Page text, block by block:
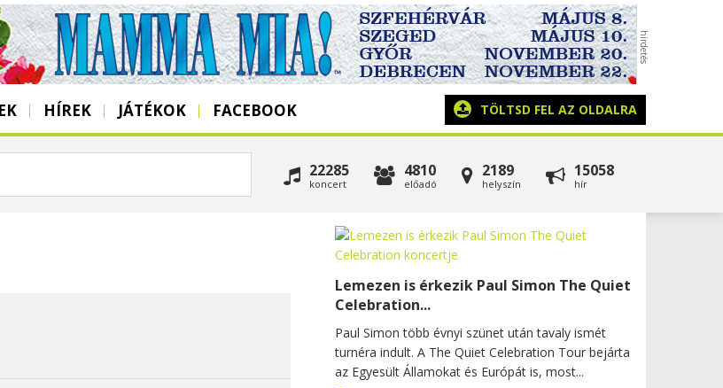
HÍREK JÁTÉKOK FACEBOOK TÖLTSD FEL AZ OLDALRA
22285
koncert
4810
előadó
2189
helyszín
15058
hír
Lemezen is érkezik Paul Simon The Quiet
Celebration...
Paul Simon több évnyi szünet után tavaly ismét
turnéra indult. A The Quiet Celebration Tour bejárta
az Egyesült Államokat és Európát is, most...